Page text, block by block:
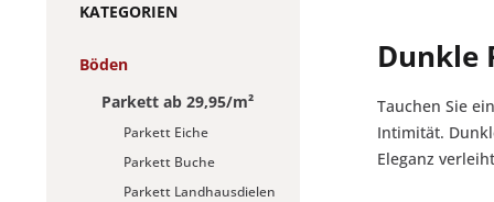
KATEGORIEN
Böden
Parkett ab 29,95/m²
Parkett Eiche
Parkett Buche
Parkett Landhausdielen
Dunkle
Tauchen Sie
Intimität.
Eleganz